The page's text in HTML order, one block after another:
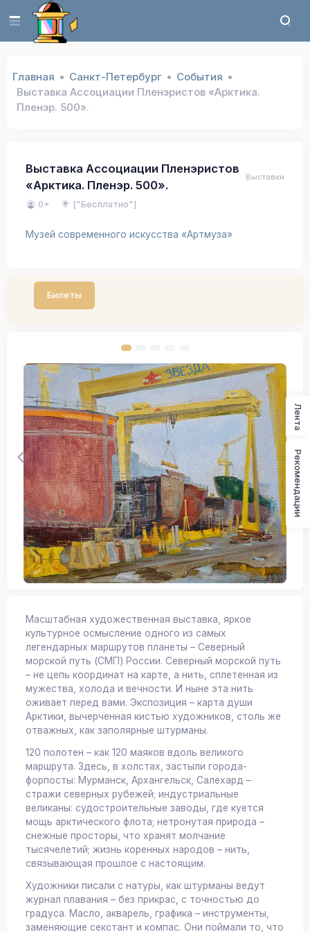
Главная Санкт-Петербург
События
Выставка Ассоциации Пленэристов «Арктика.
Пленэр. 500».
Выставка Ассоциации Пленэристов
«Арктика. Пленэр. 500».
Выставки
0+ ["Бесплатно"]
Музей современного искусства «Артмуза»
Билеты
Масштабная художественная выставка, яркое
культурное осмысление одного из самых
легендарных маршрутов планеты – Северный
морской путь (СМП) России. Северный морской путь
– не цепь координат на карте, а нить, сплетенная из
мужества, холода и вечности. И ныне эта нить
оживает перед вами. Экспозиция – карта души
Арктики, вычерченная кистью художников, столь же
отважных, как заполярные штурманы.
120 полотен – как 120 маяков вдоль великого
маршрута. Здесь, в холстах, застыли города-
форпосты: Мурманск, Архангельск, Салехард –
стражи северных рубежей; индустриальные
великаны: судостроительные заводы, где куется
мощь арктического флота; нетронутая природа –
снежные просторы, что хранят молчание
тысячелетий; жизнь коренных народов – нить,
связывающая прошлое с настоящим.
Художники писали с натуры, как штурманы ведут
журнал плавания – без прикрас, с точностью до
градуса. Масло, акварель, графика – инструменты,
заменяющие секстант и компас. Они поймали то, что
Лента
Рекомендации